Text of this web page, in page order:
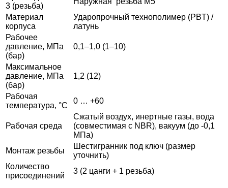
3 (резьба)
Материал
корпуса
Ударопрочный технополимер (PBT) /
латунь
Рабочее
давление, МПа
(бар)
0,1–1,0 (1–10)
Максимальное
давление, МПа
(бар)
1,2 (12)
Рабочая
температура, °С
0 … +60
Рабочая среда
Сжатый воздух, инертные газы, вода
(совместимая с NBR), вакуум (до -0,1
МПа)
Монтаж резьбы
Шестигранник под ключ (размер
уточнить)
Количество
присоединений
3 (2 цанги + 1 резьба)